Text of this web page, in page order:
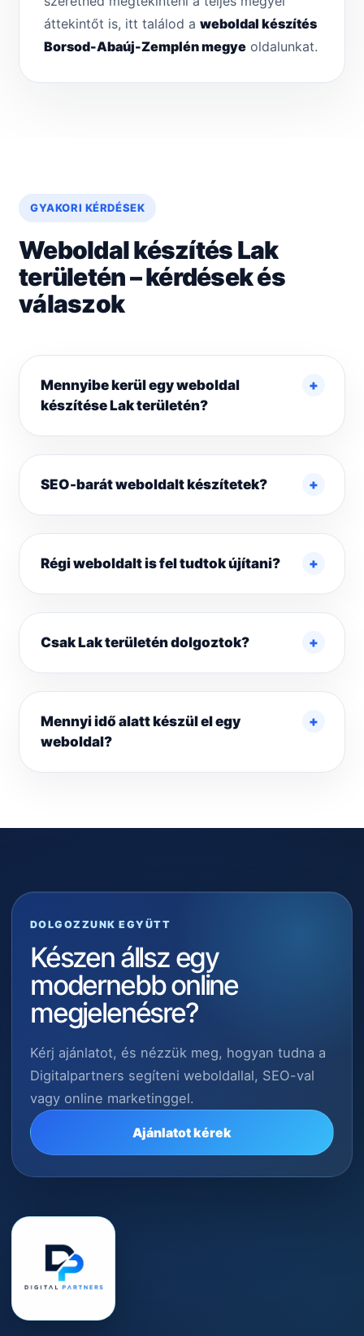
áttekintőt is, itt találod a weboldal készítés
Borsod-Abaúj-Zemplén megye oldalunkat.
GYAKORI KÉRDÉSEK
Weboldal készítés Lak
területén – kérdések és
válaszok
Mennyibe kerül egy weboldal
készítése Lak területén?
SEO-barát weboldalt készítetek?
Régi weboldalt is fel tudtok újítani?
Csak Lak területén dolgoztok?
Mennyi idő alatt készül el egy
weboldal?
DOLGOZZUNK EGYÜTT
Készen állsz egy
modernebb online
megjelenésre?
Kérj ajánlatot, és nézzük meg, hogyan tudna a
Digitalpartners segíteni weboldallal, SEO-val
vagy online marketinggel.
Ajánlatot kérek